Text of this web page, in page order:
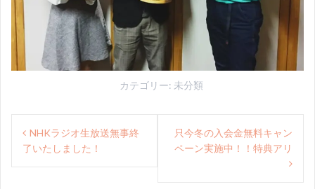
カテゴリー: 未分類
投
稿NHKラジオ生放送無事終
了いたしました！
只今冬の入会金無料キャン
ペーン実施中！！特典アリ